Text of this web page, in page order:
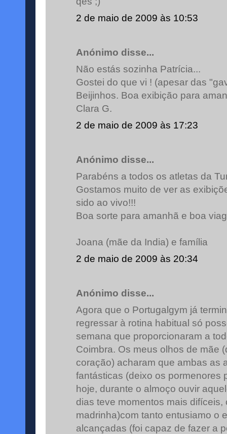
2 de maio de 2009 às 10:53
Anónimo disse...
Não estás sozinha Patrícia...
Gostei do que vi ! (apesar das
Beijinhos. Boa exibição para
Clara G.
2 de maio de 2009 às 17:23
Anónimo disse...
Parabéns a todos os atletas da
Gostamos muito de ver as
sido ao vivo!!!
Boa sorte para amanhã e boa
Joana (mãe da India) e família
2 de maio de 2009 às 20:34
Anónimo disse...
Agora que o Portugalgym já
regressar à rotina habitual só
semana que proporcionaram a
Coimbra. Os meus olhos de mãe
coração) acharam que ambas as
fantásticas (deixo os pormenores
hoje, durante o almoço ouvir
dias teve momentos mais difíceis,
madrinha)com tanto entusiamo o
alcançadas (foi capaz de fazer a